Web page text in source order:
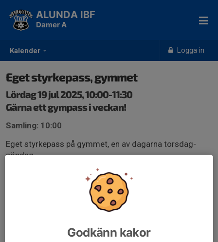
Kalender Logga in
ALUNDA IBF
Damer A
Eget styrkepass, gymmet
Lördag 19 jul 2025, 10:00-11:30
Gärna ett gympass i veckan!
Samling: 10:00
Eget styrkepass på gymmet, en av dagarna torsdag-
söndag
Godkänn kakor